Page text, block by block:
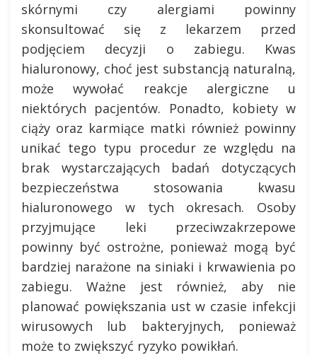
skórnymi czy alergiami powinny
skonsultować się z lekarzem przed
podjęciem decyzji o zabiegu. Kwas
hialuronowy, choć jest substancją naturalną,
może wywołać reakcje alergiczne u
niektórych pacjentów. Ponadto, kobiety w
ciąży oraz karmiące matki również powinny
unikać tego typu procedur ze względu na
brak wystarczających badań dotyczących
bezpieczeństwa stosowania kwasu
hialuronowego w tych okresach. Osoby
przyjmujące leki przeciwzakrzepowe
powinny być ostrożne, ponieważ mogą być
bardziej narażone na siniaki i krwawienia po
zabiegu. Ważne jest również, aby nie
planować powiększania ust w czasie infekcji
wirusowych lub bakteryjnych, ponieważ
może to zwiększyć ryzyko powikłań.